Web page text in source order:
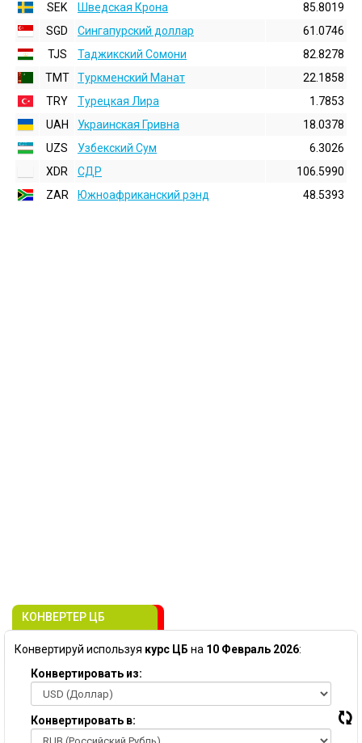
SEK
Шведская Крона
85.8019
SGD
Сингапурский доллар
61.0746
TJS
Таджикский Сомони
82.8278
TMT
Туркменский Манат
22.1858
TRY
Турецкая Лира
1.7853
UAH
Украинская Гривна
18.0378
UZS
Узбекский Сум
6.3026
XDR
СДР
106.5990
ZAR
Южноафриканский рэнд 48.5393
КОНВЕРТЕР ЦБ
Конвертируй используя курс ЦБ на 10 Февраль 2026:
Конвертировать из:
Конвертировать в: